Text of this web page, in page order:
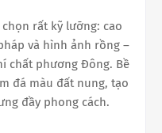
rất kỹ lưỡng: cao
và hình ảnh rồng –
chất phương Đông. Bề
đá màu đất nung, tạo
đầy phong cách.